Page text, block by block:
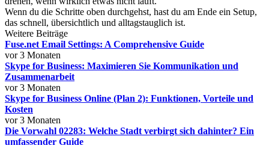
Wenn du die Schritte oben durchgehst, hast du am Ende ein Setup,
das schnell, übersichtlich und alltagstauglich ist.
Weitere Beiträge
Fuse.net Email Settings: A Comprehensive Guide
vor 3 Monaten
Skype for Business: Maximieren Sie Kommunikation und
Zusammenarbeit
vor 3 Monaten
Skype for Business Online (Plan 2): Funktionen, Vorteile und
Kosten
vor 3 Monaten
Die Vorwahl 02283: Welche Stadt verbirgt sich dahinter? Ein
umfassender Guide